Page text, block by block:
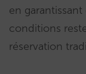
en
conditions
réservation